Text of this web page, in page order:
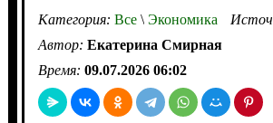
Категория: Все\Экономика
Автор: Екатерина Смирная
Время: 09.07.2026 06:02